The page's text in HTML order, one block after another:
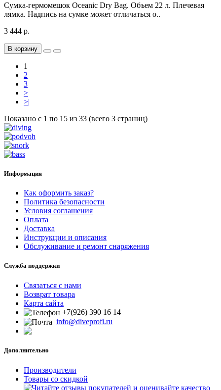
Сумка-гермомешок Oceanic Dry Bag. Объем 22 л. Плечевая
лямка. Надпись на сумке может отличаться о..
3 444 р.
В корзину
1
2
3
>
>|
Показано с 1 по 15 из 33 (всего 3 страниц)
Информация
Как оформить заказ?
Политика безопасности
Условия соглашения
Оплата
Доставка
Инструкции и описания
Обслуживание и ремонт снаряжения
Служба поддержки
Связаться с нами
Возврат товара
Карта сайта
+7(926) 390 16 14
info@diveprofi.ru
Дополнительно
Производители
Товары со скидкой